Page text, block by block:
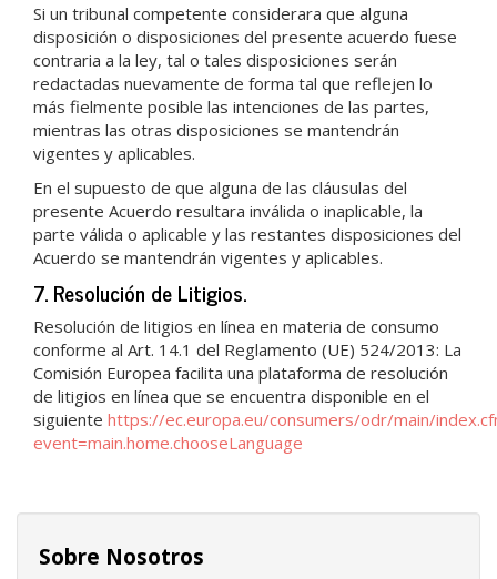
Si un tribunal competente considerara que alguna
disposición o disposiciones del presente acuerdo fuese
contraria a la ley, tal o tales disposiciones serán
redactadas nuevamente de forma tal que reflejen lo
más fielmente posible las intenciones de las partes,
mientras las otras disposiciones se mantendrán
vigentes y aplicables.
En el supuesto de que alguna de las cláusulas del
presente Acuerdo resultara inválida o inaplicable, la
parte válida o aplicable y las restantes disposiciones del
Acuerdo se mantendrán vigentes y aplicables.
7. Resolución de Litigios.
Resolución de litigios en línea en materia de consumo
conforme al Art. 14.1 del Reglamento (UE) 524/2013: La
Comisión Europea facilita una plataforma de resolución
de litigios en línea que se encuentra disponible en el
siguiente https://ec.europa.eu/consumers/odr/main/
event=main.home.chooseLanguage
Sobre Nosotros